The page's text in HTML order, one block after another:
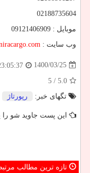
02188735604
موبایل : 09121406909
وب سایت :
1400/03/25
5.0
/ 5
تگهای خبر:
رپورتاژ
این پست جاوید شو را
تازه ترین مطالب